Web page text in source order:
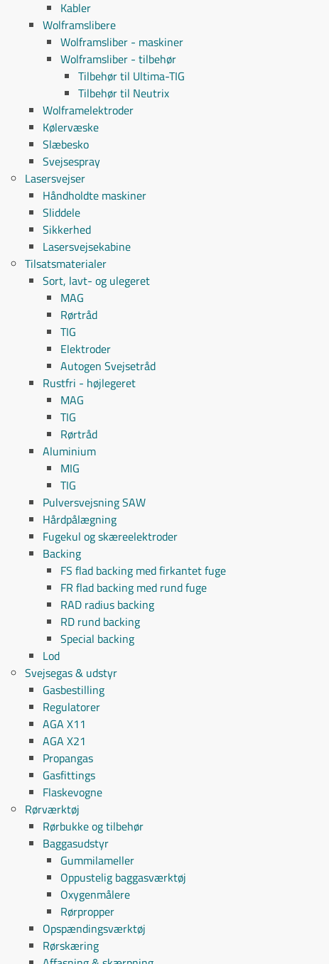
Kabler
Wolframslibere
Wolframsliber - maskiner
Wolframsliber - tilbehør
Tilbehør til Ultima-TIG
Tilbehør til Neutrix
Wolframelektroder
Kølervæske
Slæbesko
Svejsespray
Lasersvejser
Håndholdte maskiner
Sliddele
Sikkerhed
Lasersvejsekabine
Tilsatsmaterialer
Sort, lavt- og ulegeret
MAG
Rørtråd
TIG
Elektroder
Autogen Svejsetråd
Rustfri - højlegeret
MAG
TIG
Rørtråd
Aluminium
MIG
TIG
Pulversvejsning SAW
Hårdpålægning
Fugekul og skæreelektroder
Backing
FS flad backing med firkantet fuge
FR flad backing med rund fuge
RAD radius backing
RD rund backing
Special backing
Lod
Svejsegas & udstyr
Gasbestilling
Regulatorer
AGA X11
AGA X21
Propangas
Gasfittings
Flaskevogne
Rørværktøj
Rørbukke og tilbehør
Baggasudstyr
Gummilameller
Oppustelig baggasværktøj
Oxygenmålere
Rørpropper
Opspændingsværktøj
Rørskæring